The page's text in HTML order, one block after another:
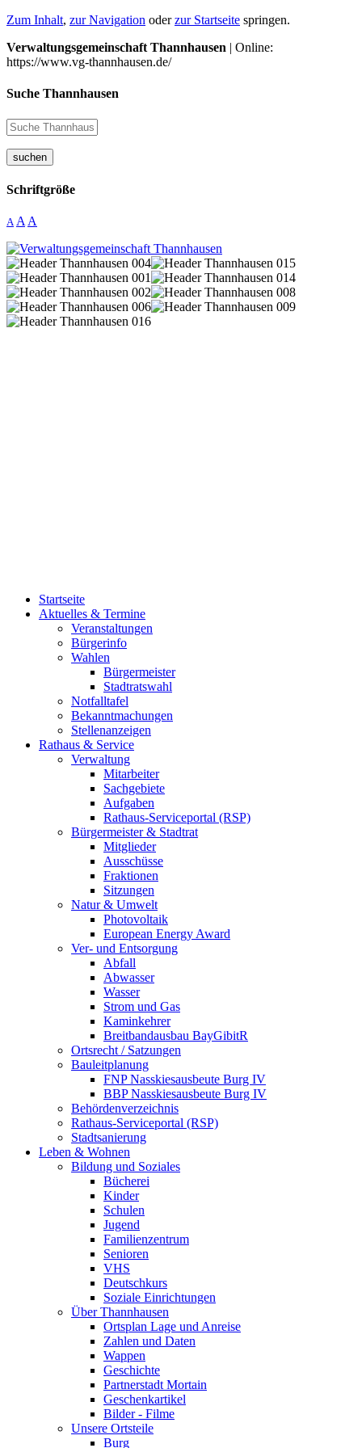
Zum Inhalt, zur Navigation oderzur Startseite springen.
Verwaltungsgemeinschaft Thannhausen | Online:
https://www.vg-thannhausen.de/
Suche Thannhausen
suchen
Schriftgröße
A A A
Startseite
Aktuelles & Termine
Veranstaltungen
Bürgerinfo
Wahlen
Bürgermeister
Stadtratswahl
Notfalltafel
Bekanntmachungen
Stellenanzeigen
Rathaus & Service
Verwaltung
Mitarbeiter
Sachgebiete
Aufgaben
Rathaus-Serviceportal (RSP)
Bürgermeister & Stadtrat
Mitglieder
Ausschüsse
Fraktionen
Sitzungen
Natur & Umwelt
Photovoltaik
European Energy Award
Ver- und Entsorgung
Abfall
Abwasser
Wasser
Strom und Gas
Kaminkehrer
Breitbandausbau BayGibitR
Ortsrecht / Satzungen
Bauleitplanung
FNP Nasskiesausbeute Burg IV
BBP Nasskiesausbeute Burg IV
Behördenverzeichnis
Rathaus-Serviceportal (RSP)
Stadtsanierung
Leben & Wohnen
Bildung und Soziales
Bücherei
Kinder
Schulen
Jugend
Familienzentrum
Senioren
VHS
Deutschkurs
Soziale Einrichtungen
Über Thannhausen
Ortsplan Lage und Anreise
Zahlen und Daten
Wappen
Geschichte
Partnerstadt Mortain
Geschenkartikel
Bilder - Filme
Unsere Ortsteile
Burg